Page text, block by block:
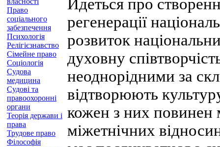
Право
соціального
забезпечення
Психологія
Релігієзнавство
Сімейне право
Соціологія
Судова
медицина
Судові та
правоохоронні
органи
Теорія держави і
права
Трудове право
Філософія
Йдеться про
регенерації
розвиток
духовну
неоднорідними за
відтворюють
кожен з них повинен
міжетнічних